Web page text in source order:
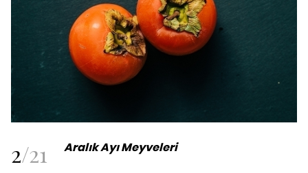
2/21 Aralık Ayı Meyveleri